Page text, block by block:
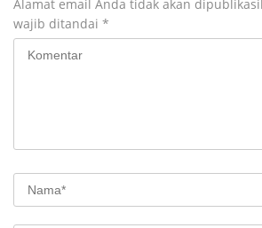
Alamat email Anda tidak akan
wajib ditandai *